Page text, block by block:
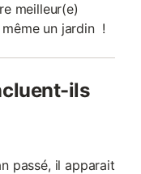
meilleur(e)
un jardin !
ils
passé, il apparait